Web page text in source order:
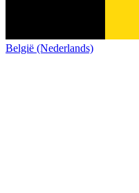
België (Nederlands)